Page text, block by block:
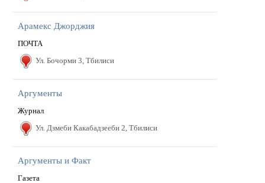
Арамекс Джорджия
ПОЧТА
Ул. Бочорми 3, Тбилиси
Аргументы
Журнал
Ул. Дзмеби Какабадзееби 2, Тбилиси
Аргументы и Факт
Газета